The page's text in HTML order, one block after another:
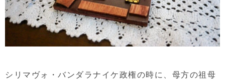
シリマヴォ・バンダラナイケ政権の時に、母方の祖母